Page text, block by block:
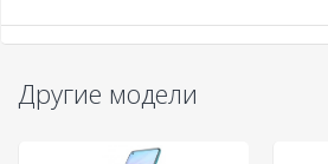
Другие модели